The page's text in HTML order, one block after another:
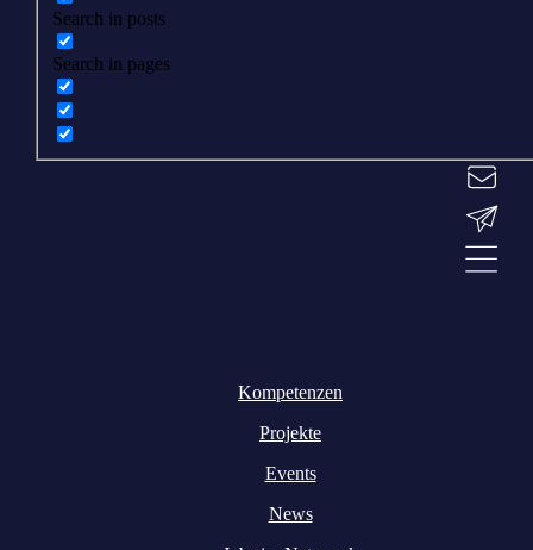
Search in posts
Search in pages
Kompetenzen
Projekte
Events
News